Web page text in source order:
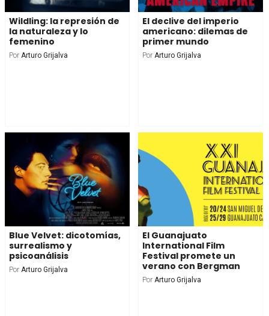
Wildling: la represión de
la naturaleza y lo
femenino
Por Arturo Grijalva
El declive del imperio
americano: dilemas de
primer mundo
Por Arturo Grijalva
Blue Velvet: dicotomías,
surrealismo y
psicoanálisis
Por Arturo Grijalva
El Guanajuato
International Film
Festival promete un
verano con Bergman
Por Arturo Grijalva